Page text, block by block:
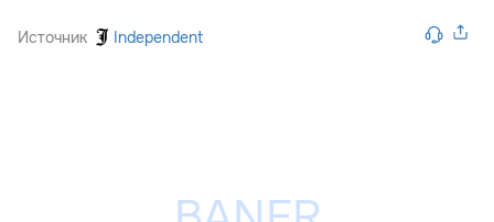
Источник Independent